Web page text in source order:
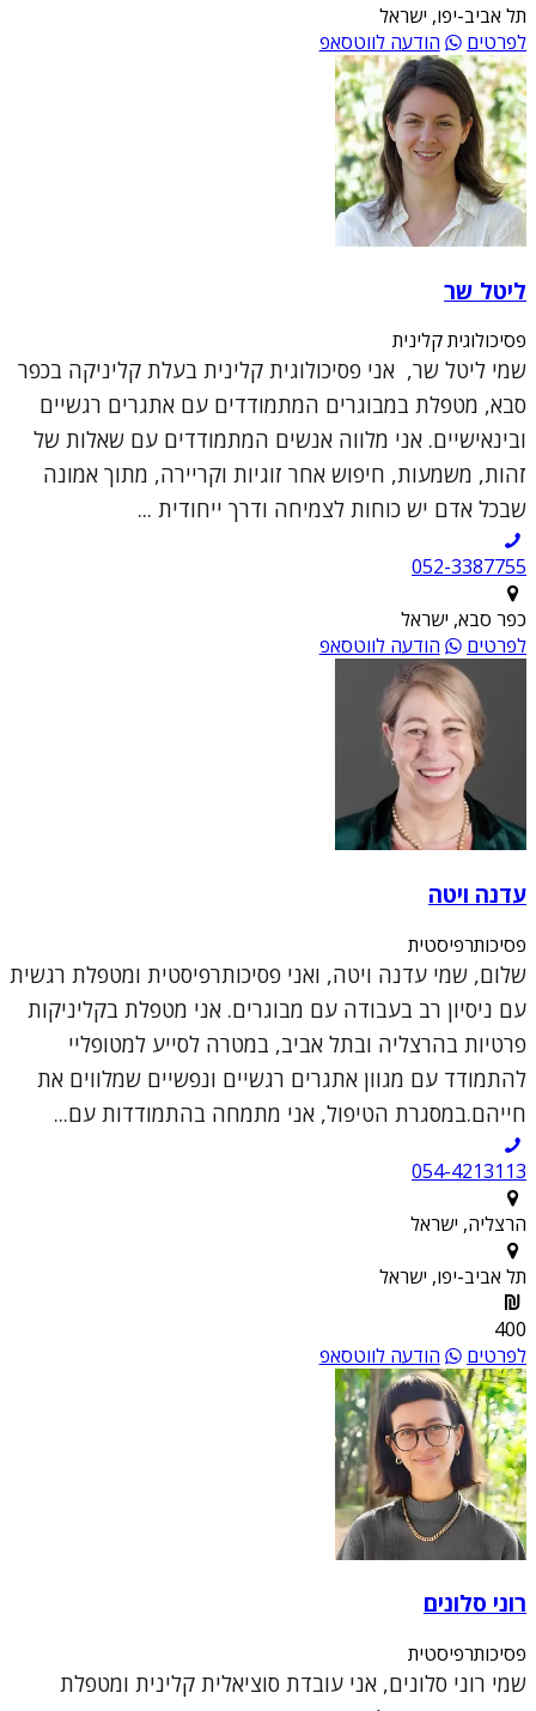
תל אביב-יפו, ישראל
לפרטים
הודעה לווטסאפ
ליטל שר
פסיכולוגית קלינית
שמי ליטל שר, אני פסיכולוגית קלינית בעלת קליניקה בכפר
סבא, מטפלת במבוגרים המתמודדים עם אתגרים רגשיים
ובינאישיים. אני מלווה אנשים המתמודדים עם שאלות של
זהות, משמעות, חיפוש אחר זוגיות וקריירה, מתוך אמונה
שבכל אדם יש כוחות לצמיחה ודרך ייחודית ...
052-3387755
כפר סבא, ישראל
לפרטים
הודעה לווטסאפ
עדנה ויטה
פסיכותרפיסטית
שלום, שמי עדנה ויטה, ואני פסיכותרפיסטית ומטפלת רגשית
עם ניסיון רב בעבודה עם מבוגרים. אני מטפלת בקליניקות
פרטיות בהרצליה ובתל אביב, במטרה לסייע למטופליי
להתמודד עם מגוון אתגרים רגשיים ונפשיים שמלווים את
חייהם.במסגרת הטיפול, אני מתמחה בהתמודדות עם...
054-4213113
הרצליה, ישראל
תל אביב-יפו, ישראל
400
לפרטים
הודעה לווטסאפ
רוני סלונים
פסיכותרפיסטית
שמי רוני סלונים, אני עובדת סוציאלית קלינית ומטפלת